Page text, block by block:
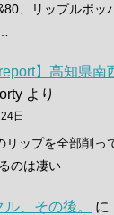
、リップルポッ
report】高知県
より
日
リップを全部削っ
のは凄い
、その後。 に